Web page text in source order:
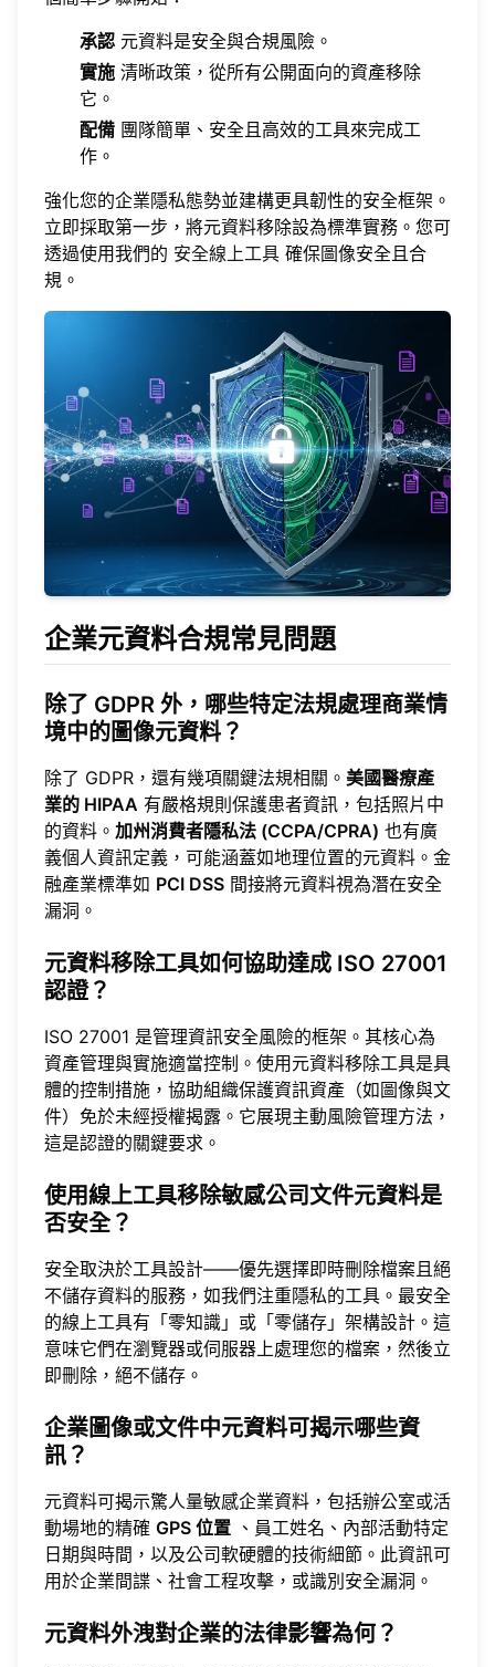
承認 元資料是安全與合規風險。
實施 清晰政策，從所有公開面向的資產移除
它。
配備 團隊簡單、安全且高效的工具來完成工
作。
強化您的企業隱私態勢並建構更具韌性的安全框架。
立即採取第一步，將元資料移除設為標準實務。您可
透過使用我們的 安全線上工具 確保圖像安全且合
規。
企業元資料合規常見問題
除了 GDPR 外，哪些特定法規處理商業情
境中的圖像元資料？
除了 GDPR，還有幾項關鍵法規相關。 美國醫療產
業的 HIPAA 有嚴格規則保護患者資訊，包括照片中
的資料。 加州消費者隱私法 (CCPA/CPRA) 也有廣
義個人資訊定義，可能涵蓋如地理位置的元資料。金
融產業標準如 PCI DSS 間接將元資料視為潛在安全
漏洞。
元資料移除工具如何協助達成 ISO 27001
認證？
ISO 27001 是管理資訊安全風險的框架。其核心為
資產管理與實施適當控制。使用元資料移除工具是具
體的控制措施，協助組織保護資訊資產（如圖像與文
件）免於未經授權揭露。它展現主動風險管理方法，
這是認證的關鍵要求。
使用線上工具移除敏感公司文件元資料是
否安全？
安全取決於工具設計——優先選擇即時刪除檔案且絕
不儲存資料的服務，如我們注重隱私的工具。最安全
的線上工具有「零知識」或「零儲存」架構設計。這
意味它們在瀏覽器或伺服器上處理您的檔案，然後立
即刪除，絕不儲存。
企業圖像或文件中元資料可揭示哪些資
訊？
元資料可揭示驚人量敏感企業資料，包括辦公室或活
動場地的精確 GPS 位置 、員工姓名、內部活動特定
日期與時間，以及公司軟硬體的技術細節。此資訊可
用於企業間諜、社會工程攻擊，或識別安全漏洞。
元資料外洩對企業的法律影響為何？